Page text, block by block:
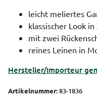
leicht meliertes
klassischer Look
mit zwei
reines Leinen in
Hersteller/Importeur
Artikelnummer:83-1836